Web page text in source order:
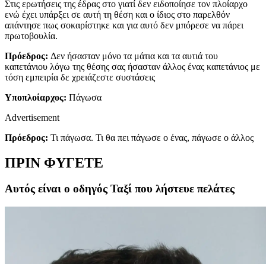
Στις ερωτήσεις της έδρας στο γιατί δεν ειδοποίησε τον πλοίαρχο
ενώ έχει υπάρξει σε αυτή τη θέση και ο ίδιος στο παρελθόν
απάντησε πως σοκαρίστηκε και για αυτό δεν μπόρεσε να πάρει
πρωτοβουλία.
Πρόεδρος: Δεν ήσασταν μόνο τα μάτια και τα αυτιά του
καπετάνιου λόγω της θέσης σας ήσασταν άλλος ένας καπετάνιος με
τόση εμπειρία δε χρειάζεστε συστάσεις
Υποπλοίαρχος: Πάγωσα
Advertisement
Πρόεδρος: Τι πάγωσα. Τι θα πει πάγωσε ο ένας, πάγωσε ο άλλος
ΠΡΙΝ ΦΥΓΕΤΕ
Αυτός είναι ο οδηγός Ταξί που λήστευε πελάτες